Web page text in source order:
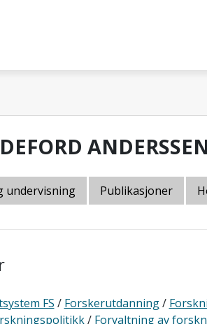
undervisning Publikasjoner
FS / Forskerutdanning/
/ Forvaltning av